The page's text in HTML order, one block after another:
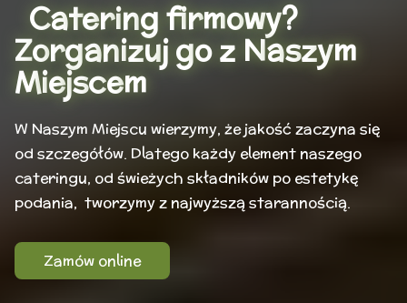
Cateringfrmowy?
Zorganizujgoz Naszym
Miejscem
W Naszym Miejscu wierzymy, żejakość zaczyna się
od szczegółów. Dlatego każdy element naszego
cateringu, od świeżych składników po estetykę
podania, tworzymyz najwyższą starannością.
Zamów online